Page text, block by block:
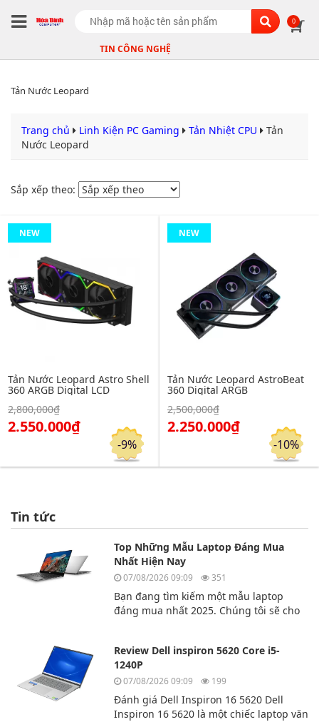
0
Search
TIN CÔNG NGHỆ
Tản Nước Leopard
Trang chủ Linh Kiện PC Gaming Tản Nhiệt CPU
Tản
Nước Leopard
Sắp xếp theo:
NEW
Tản Nước Leopard Astro Shell
360 ARGB Digital LCD
2,800,000₫
2.550.000₫
-9%
NEW
Tản Nước Leopard AstroBeat
360 Digital ARGB
2,500,000₫
2.250.000₫
-10%
Tin tức
Top Những Mẫu Laptop Đáng Mua
Nhất Hiện Nay
07/08/2026 09:09 351
Bạn đang tìm kiếm một mẫu laptop
đáng mua nhất 2025. Chúng tôi sẽ cho
Review Dell inspiron 5620 Core i5-
1240P
07/08/2026 09:09 199
Đánh giá Dell Inspiron 16 5620 Dell
Inspiron 16 5620 là một chiếc laptop văn